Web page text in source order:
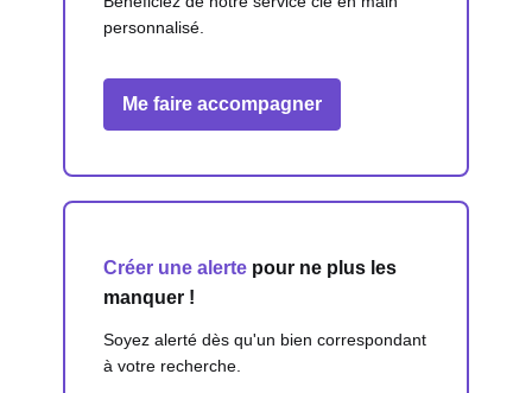
personnalisé.
Me faire accompagner
Créer une alerte pour ne plus les
manquer !
Soyez alerté dès qu'un bien correspondant
à votre recherche.